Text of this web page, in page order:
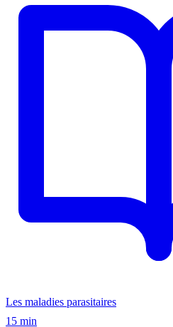
Les maladies parasitaires
15 min